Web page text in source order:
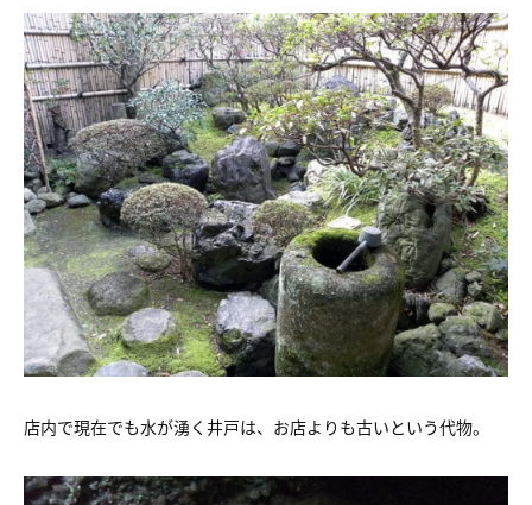
店内で現在でも水が湧く井戸は、お店よりも古いという代物。